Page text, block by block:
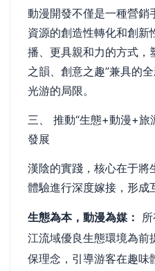
動漫開發不僅是一種營銷
資源的創造性轉化和創新
播、更具親和力的方式，
之韻、創意之趣”兼具的
光游的局限。
三、 推動“生態+動漫+旅
發展
漢陰的實踐，核心在于將
體驗進行深度嫁接，形成
生態為本，動漫為媒：
江流域優良生態環境為前
保理念，引導游客在趣味